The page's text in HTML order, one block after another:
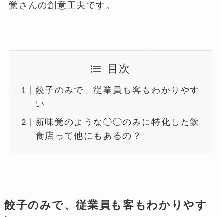
覚さんの創意工夫です。
目次
餃子のみで、従業員も客もわかりやす
い
新味覚のような◯◯のみに特化した飲
食店って他にもあるの？
餃子のみで、従業員も客もわかりやす